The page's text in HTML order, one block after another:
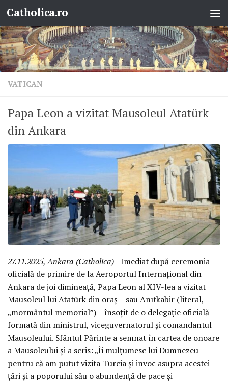
Skip to content
Catholica.ro
VATICAN
Papa Leon a vizitat Mausoleul Atatürk
din Ankara
27.11.2025, Ankara (Catholica)- Imediat după ceremonia
oficială de primire de la Aeroportul Internațional din
Ankara de joi dimineață, Papa Leon al XIV-lea a vizitat
Mausoleul lui Atatürk din oraș – sau Anıtkabir (literal,
„mormântul memorial”) – însoțit de o delegație oficială
formată din ministrul, viceguvernatorul și comandantul
Mausoleului. Sfântul Părinte a semnat în cartea de onoare
a Mausoleului și a scris: „Îi mulțumesc lui Dumnezeu
pentru că am putut vizita Turcia și invoc asupra acestei
țări și a poporului său o abundență de pace și